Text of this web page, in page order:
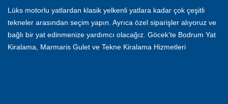
Lüks motorlu yatlardan klasik yelkenli yatlara kadar çok çeşitli
tekneler arasından seçim yapın. Ayrıca özel siparişler alıyoruz ve
bağlı bir yat edinmenize yardımcı olacağız. Göcek’te Bodrum Yat
Kiralama, Marmaris Gulet ve Tekne Kiralama Hizmetleri